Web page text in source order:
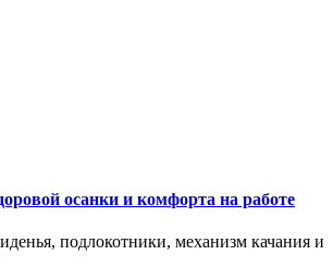
осанки и комфорта на работе
подлокотники, механизм качания и